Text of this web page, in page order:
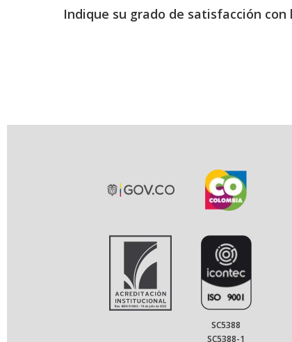
Indique su grado de satisfacción